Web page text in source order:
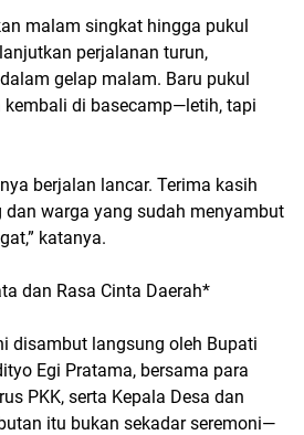
malam singkat hingga pukul
perjalanan turun,
gelap malam. Baru pukul
kembali di basecamp—letih, tapi
berjalan lancar. Terima kasih
warga yang sudah menyambut
katanya.
dan Rasa Cinta Daerah*
disambut langsung oleh Bupati
Egi Pratama, bersama para
PKK, serta Kepala Desa dan
itu bukan sekadar seremoni—